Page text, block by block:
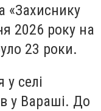
«Захиснику
2026 року на
23 роки.
у селі
у Вараші. До